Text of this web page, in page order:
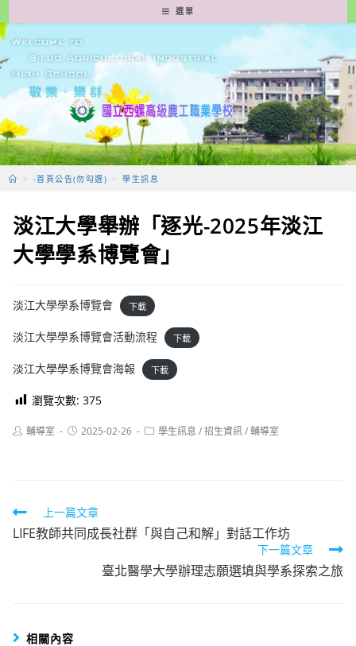
轉
至
要
容
選單
> -首頁公告(勿勾選) > 學生訊息
淡江大學舉辦「逐光-2025年淡江
大學學系博覽會」
淡江大學學系博覽會 下載
淡江大學學系博覽會活動流程 下載
淡江大學學系博覽會海報 下載
瀏覽次數: 375
Post輔導室
Post2025-02-26
Post學生訊息 /招生資訊/輔導室
Read
more
上一篇文章
LIFE教師共同成長社群「與自己和解」對話工作坊
下一篇文章
臺北醫學大學辦理志願選填與學系探索之旅
相關內容